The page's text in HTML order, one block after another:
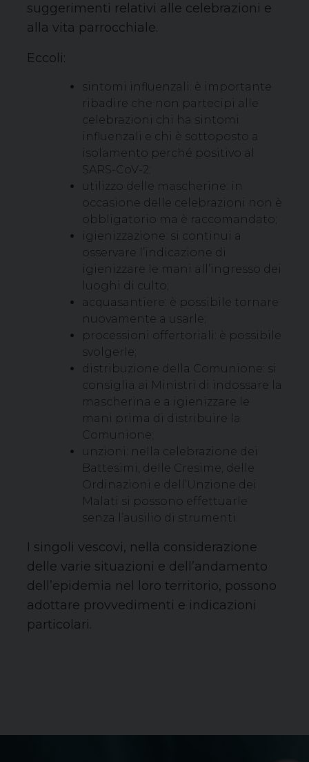
suggerimenti relativi alle celebrazioni e
alla vita parrocchiale.
Eccoli:
sintomi influenzali: è importante
ribadire che non partecipi alle
celebrazioni chi ha sintomi
influenzali e chi è sottoposto a
isolamento perché positivo al
SARS-CoV-2;
utilizzo delle mascherine: in
occasione delle celebrazioni non è
obbligatorio ma è raccomandato;
igienizzazione: si continui a
osservare l’indicazione di
igienizzare le mani all’ingresso dei
luoghi di culto;
acquasantiere: è possibile tornare
nuovamente a usarle;
processioni offertoriali: è possibile
svolgerle;
distribuzione della Comunione: si
consiglia ai Ministri di indossare la
mascherina e a igienizzare le
mani prima di distribuire la
Comunione;
unzioni: nella celebrazione dei
Battesimi, delle Cresime, delle
Ordinazioni e dell’Unzione dei
Malati si possono effettuarle
senza l’ausilio di strumenti.
I singoli vescovi, nella considerazione
delle varie situazioni e dell’andamento
dell’epidemia nel loro territorio, possono
adottare provvedimenti e indicazioni
particolari.